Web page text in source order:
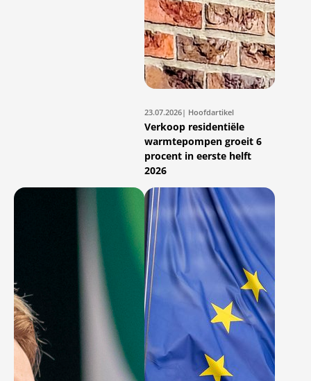
23.07.2026| Hoofdartikel
Verkoop residentiële
warmtepompen groeit 6
procent in eerste helft
2026